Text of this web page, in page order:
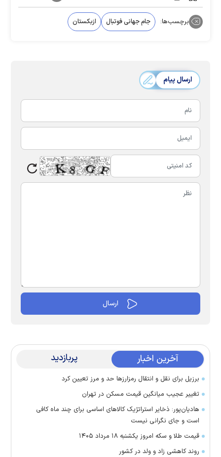
برچسب‌ها: جام جهانی فوتبال ازبکستان
ارسال پیام
آخرین اخبار پربازدید
برزیل برای نقل‌ و انتقال رمزارز‌ها حد و مرز تعیین کرد
تغییر عجیب میانگین قیمت مسکن در تهران
هادیان‌پور: ذخایر استراتژیک کالا‌های اساسی برای چند ماه کافی
است و جای نگرانی نیست
قیمت طلا و سکه امروز یکشنبه ۱۸ مرداد ۱۴۰۵
روند کاهشی زاد و ولد در کشور